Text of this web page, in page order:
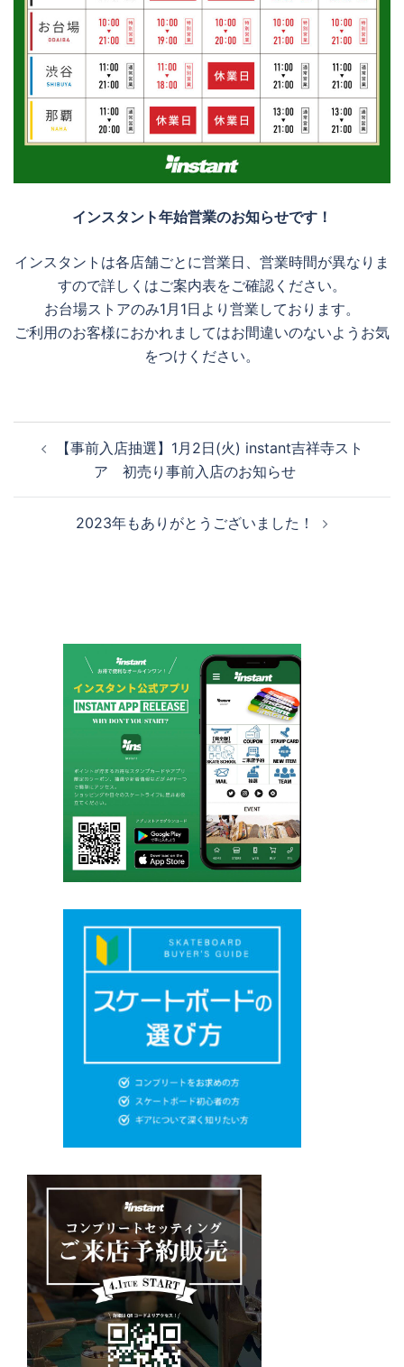
インスタント年始営業のお知らせです！
インスタントは各店舗ごとに営業日、営業時間が異なりま
すので詳しくはご案内表をご確認ください。
お台場ストアのみ1月1日より営業しております。
ご利用のお客様におかれましてはお間違いのないようお気
をつけください。
【事前入店抽選】1月2日(火) instant吉祥寺スト
ア 初売り事前入店のお知らせ
2023年もありがとうございました！